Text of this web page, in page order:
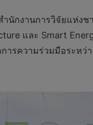
นักงานการวิจัยแห่ง
และ Smart
ารความร่วมมือระห